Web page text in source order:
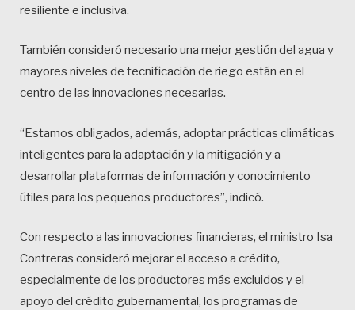
resiliente e inclusiva.
También consideró necesario una mejor gestión del agua y
mayores niveles de tecnificación de riego están en el
centro de las innovaciones necesarias.
“Estamos obligados, además, adoptar prácticas climáticas
inteligentes para la adaptación y la mitigación y a
desarrollar plataformas de información y conocimiento
útiles para los pequeños productores”, indicó.
Con respecto a las innovaciones financieras, el ministro Isa
Contreras consideró mejorar el acceso a crédito,
especialmente de los productores más excluidos y el
apoyo del crédito gubernamental, los programas de